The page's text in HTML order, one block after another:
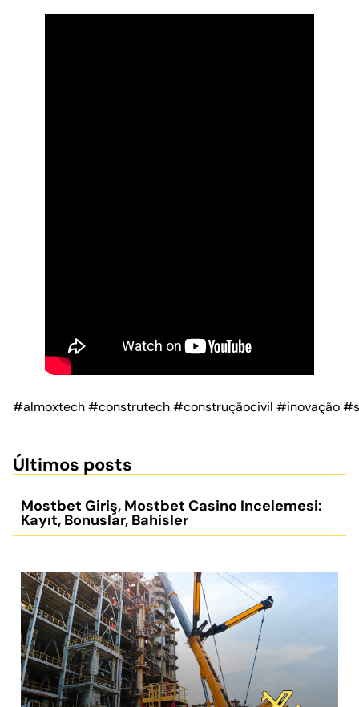
#almoxtech#construtech#construçãocivil #inovação
Últimos posts
Mostbet Giriş, Mostbet Casino Incelemesi:
Kayıt, Bonuslar, Bahisler